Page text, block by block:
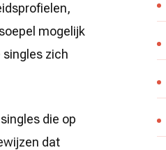
mogelijk
singles zich
die op
dat